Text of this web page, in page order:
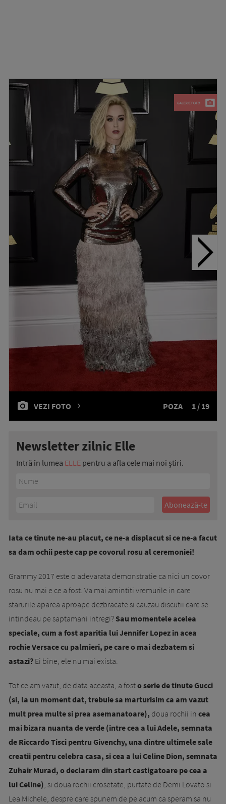
VEZI FOTO POZA 1 / 19
Newsletter zilnic Elle
Intră în lumea ELLE pentru a afla cele mai noi știri.
Iata ce tinute ne-au placut, ce ne-a displacut si ce ne-a facut
sa dam ochii peste cap pe covorul rosu al ceremoniei!
Grammy 2017 este o adevarata demonstratie ca nici un covor
rosu nu mai e ce a fost. Va mai amintiti vremurile in care
starurile aparea aproape dezbracate si cauzau discutii care se
intindeau pe saptamani intregi? Sau momentele acelea
speciale, cum a fost aparitia lui Jennifer Lopez in acea
rochie Versace cu palmieri, pe care o mai dezbatem si
astazi? Ei bine, ele nu mai exista.
Tot ce am vazut, de data aceasta, a fosto serie de tinute Gucci
(si, la un moment dat, trebuie sa marturisim ca am vazut
mult prea multe si prea asemanatoare), doua rochii in cea
mai bizara nuanta de verde (intre cea a lui Adele, semnata
de Riccardo Tisci pentru Givenchy, una dintre ultimele sale
creatii pentru celebra casa, si cea a lui Celine Dion, semnata
Zuhair Murad, o declaram din start castigatoare pe cea a
lui Celine), si doua rochii crosetate, purtate de Demi Lovato si
Lea Michele, despre care spunem de pe acum ca speram sa nu